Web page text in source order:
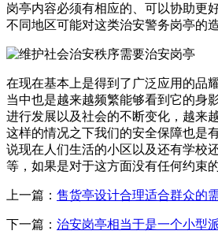
岗亭内容必须有相应的、可以协助更
不同地区可能对这类治安警务岗亭的
在现在基本上是得到了广泛应用的品
当中也是越来越频繁能够看到它的身
进行发展以及社会的不断变化，越来
这样的情况之下我们的安全保障也是
说现在人们生活的小区以及还有学校
等，如果是对于这方面没有任何约束
上一篇： 售货亭设计合理适合群众的
下一篇： 治安岗亭相当于是一个小型